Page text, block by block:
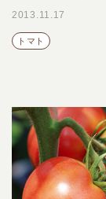
2013.11.17
トマト